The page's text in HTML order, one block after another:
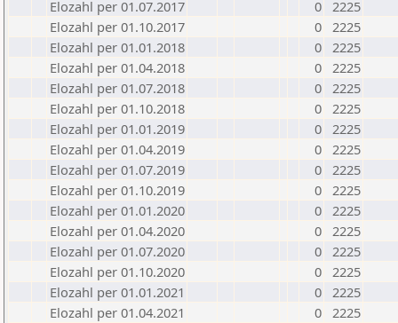
Elozahl per 01.07.2017
0 2225
Elozahl per 01.10.2017
0 2225
Elozahl per 01.01.2018
0 2225
Elozahl per 01.04.2018
0 2225
Elozahl per 01.07.2018
0 2225
Elozahl per 01.10.2018
0 2225
Elozahl per 01.01.2019
0 2225
Elozahl per 01.04.2019
0 2225
Elozahl per 01.07.2019
0 2225
Elozahl per 01.10.2019
0 2225
Elozahl per 01.01.2020
0 2225
Elozahl per 01.04.2020
0 2225
Elozahl per 01.07.2020
0 2225
Elozahl per 01.10.2020
0 2225
Elozahl per 01.01.2021
0 2225
Elozahl per 01.04.2021
0 2225